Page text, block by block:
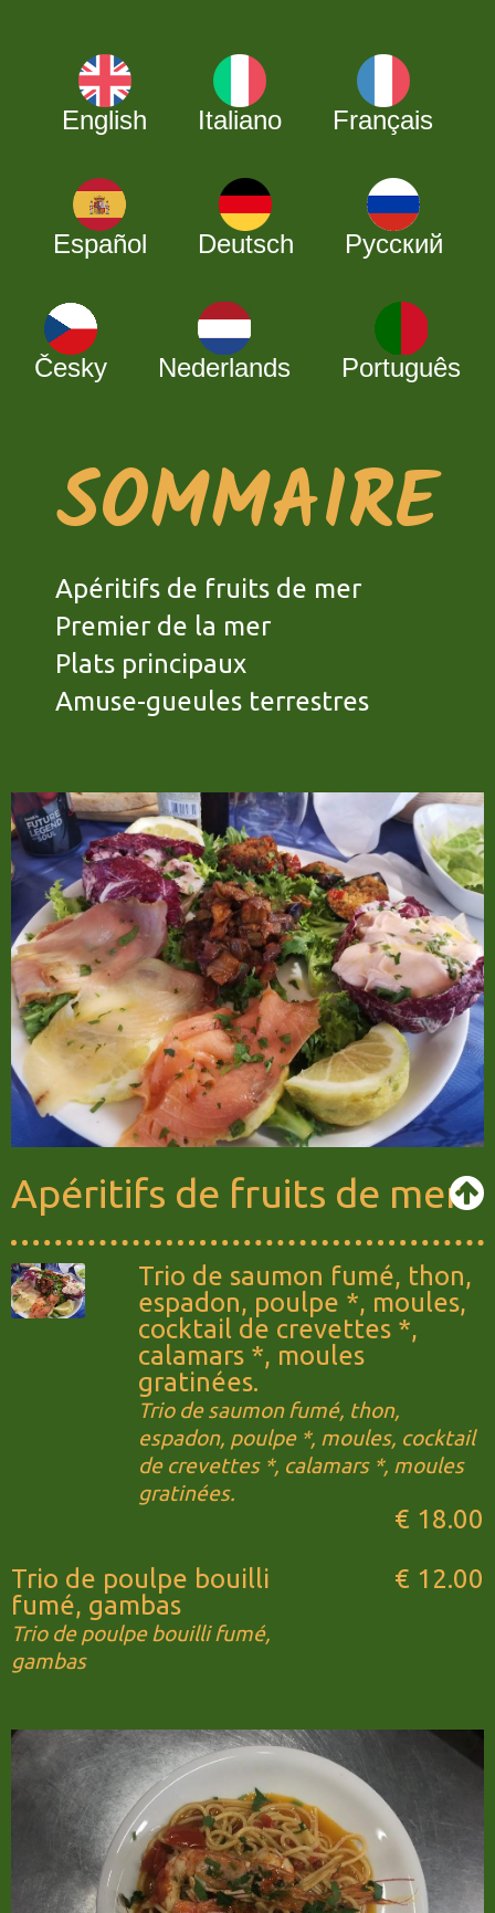
English Italiano Français
Español Deutsch Русский
Česky Nederlands Português
SOMMAIRE
Apéritifs de fruits de mer
Premier de la mer
Plats principaux
Amuse-gueules terrestres
Apéritifs de fruits de mer
Trio de saumon fumé, thon,
espadon, poulpe *, moules,
cocktail de crevettes *,
calamars *, moules
gratinées.
Trio de saumon fumé, thon,
espadon, poulpe *, moules, cocktail
de crevettes *, calamars *, moules
gratinées.
€ 18.00
Trio de poulpe bouilli
fumé, gambas
Trio de poulpe bouilli fumé,
gambas
€ 12.00